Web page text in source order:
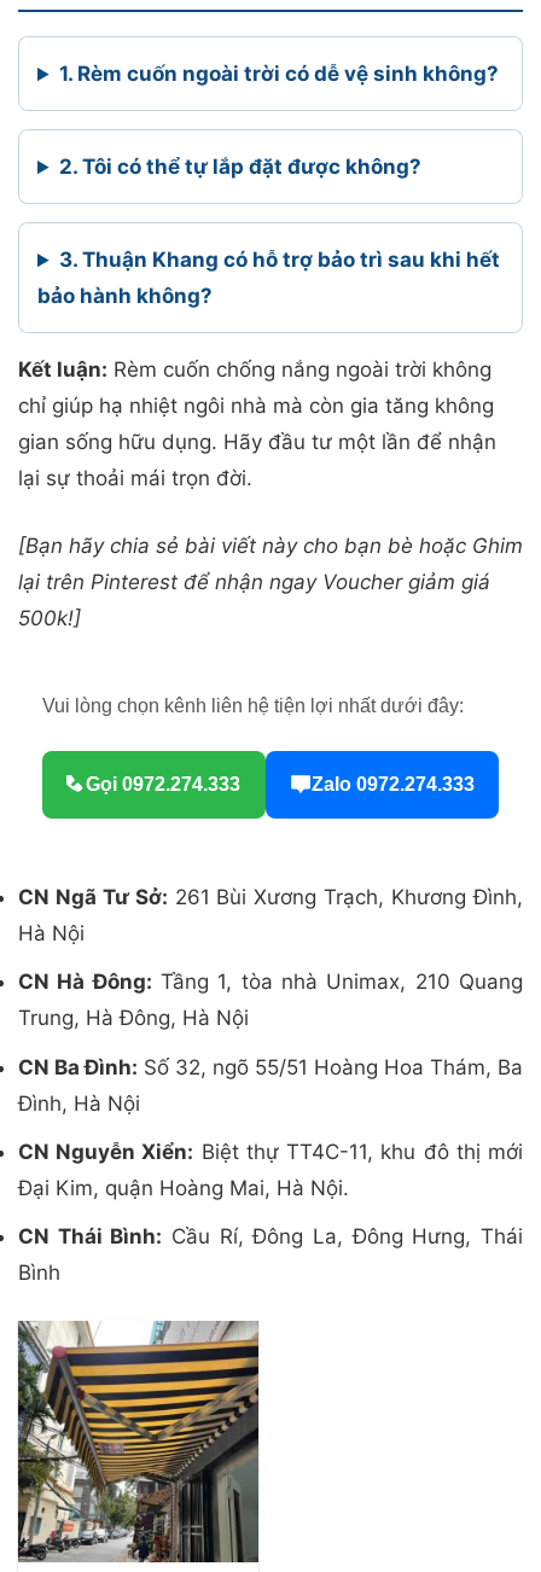
1. Rèm cuốn ngoài trời có dễ vệ sinh không?
2. Tôi có thể tự lắp đặt được không?
3. Thuận Khang có hỗ trợ bảo trì sau khi hết
bảo hành không?
Kết luận: Rèm cuốn chống nắng ngoài trời không
chỉ giúp hạ nhiệt ngôi nhà mà còn gia tăng không
gian sống hữu dụng. Hãy đầu tư một lần để nhận
lại sự thoải mái trọn đời.
[Bạn hãy chia sẻ bài viết này cho bạn bè hoặc Ghim
lại trên Pinterest để nhận ngay Voucher giảm giá
500k!]
Vui lòng chọn kênh liên hệ tiện lợi nhất dưới đây:
Gọi 0972.274.333 Zalo 0972.274.333
CN Ngã Tư Sở: 261 Bùi Xương Trạch, Khương Đình,
Hà Nội
CN Hà Đông: Tầng 1, tòa nhà Unimax, 210 Quang
Trung, Hà Đông, Hà Nội
CN Ba Đình: Số 32, ngõ 55/51 Hoàng Hoa Thám, Ba
Đình, Hà Nội
CN Nguyễn Xiển: Biệt thự TT4C-11, khu đô thị mới
Đại Kim, quận Hoàng Mai, Hà Nội.
CN Thái Bình: Cầu Rí, Đông La, Đông Hưng, Thái
Bình